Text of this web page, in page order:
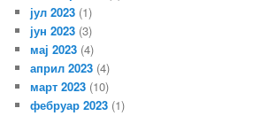
јул 2023 (1)
јун 2023 (3)
мај 2023 (4)
април 2023 (4)
март 2023 (10)
фебруар 2023 (1)